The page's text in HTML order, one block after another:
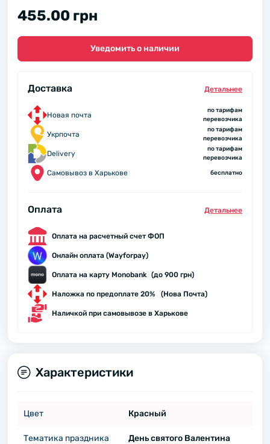
455.00 грн
Уведомить о наличии
Доставка Детальнее
Новая почта
по тарифам
перевозчика
Укрпочта
по тарифам
перевозчика
Delivery
по тарифам
перевозчика
Самовывоз в Харькове бесплатно
Оплата Детальнее
Оплата на расчетный счет ФОП
Онлайн оплата (Wayforpay)
Оплата на карту Monobank (до 900 грн)
Наложка по предоплате 20% (Нова Почта)
Наличкой при самовывозе в Харькове
Характеристики
Цвет Красный
Тематика праздника День святого Валентина